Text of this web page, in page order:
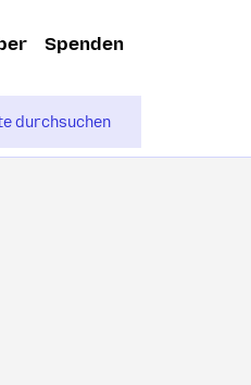
Spenden